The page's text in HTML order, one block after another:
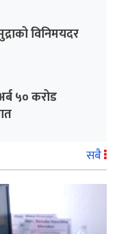
विनिमयदर
५० करोड
सबै